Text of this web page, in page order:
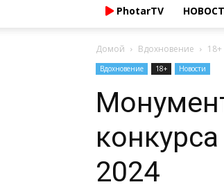
PhotarTV
Домой Вдохновение 18+
Вдохновение 18+ Новости
2024